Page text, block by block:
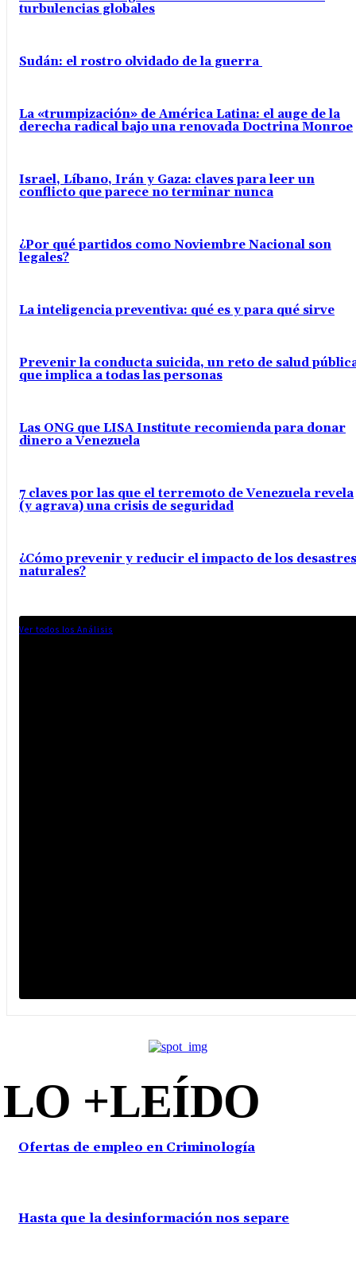
turbulencias globales
Sudán: el rostro olvidado de la guerra
La «trumpización» de América Latina: el auge de la
derecha radical bajo una renovada Doctrina Monroe
Israel, Líbano, Irán y Gaza: claves para leer un
conflicto que parece no terminar nunca
¿Por qué partidos como Noviembre Nacional son
legales?
La inteligencia preventiva: qué es y para qué sirve
Prevenir la conducta suicida, un reto de salud
que implica a todas las personas
Las ONG que LISA Institute recomienda para donar
dinero a Venezuela
7 claves por las que el terremoto de Venezuela revela
(y agrava) una crisis de seguridad
¿Cómo prevenir y reducir el impacto de los desastres
naturales?
Ver todos los Análisis
LO +LEÍDO
Ofertas de empleo en Criminología
Hasta que la desinformación nos separe